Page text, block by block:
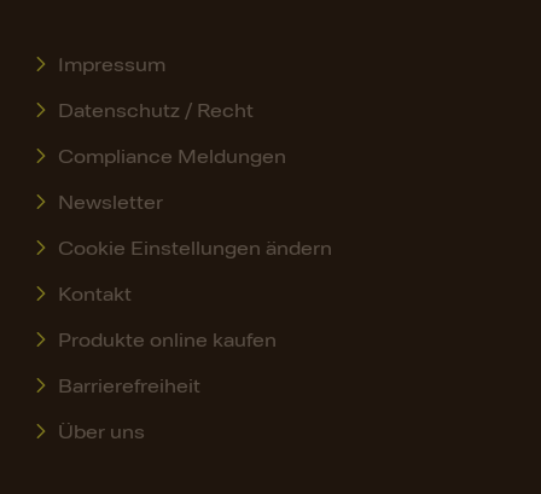
Impressum
Datenschutz / Recht
Compliance Meldungen
Newsletter
Cookie Einstellungen ändern
Kontakt
Produkte online kaufen
Barrierefreiheit
Über uns